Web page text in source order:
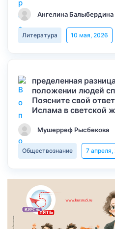
Ангелина Балыбердина
Литература 10 мая, 2026
пределенная
положении людей
Поясните свой
Ислама в светской
Мушерреф Рысбекова
Обществознание 7 апреля,